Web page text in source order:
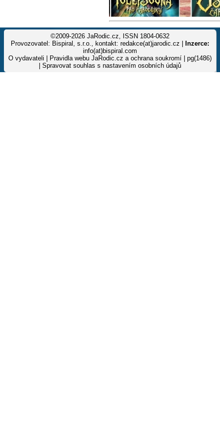
©2009-2026 JaRodic.cz, ISSN 1804-0632
Provozovatel: Bispiral, s.r.o., kontakt: redakce(at)jarodic.cz |
Inzerce:
info(at)bispiral.com
O vydavateli
Pravidla webu JaRodic.cz a ochrana soukromí | pg(1486)
Spravovat souhlas s nastavením osobních údajů